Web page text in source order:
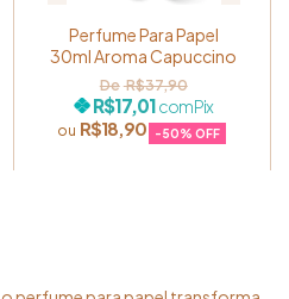
Perfume Para Papel
30ml Aroma Capuccino
R$18,90 -50% OFF
R$37,90
R$17,01comPix